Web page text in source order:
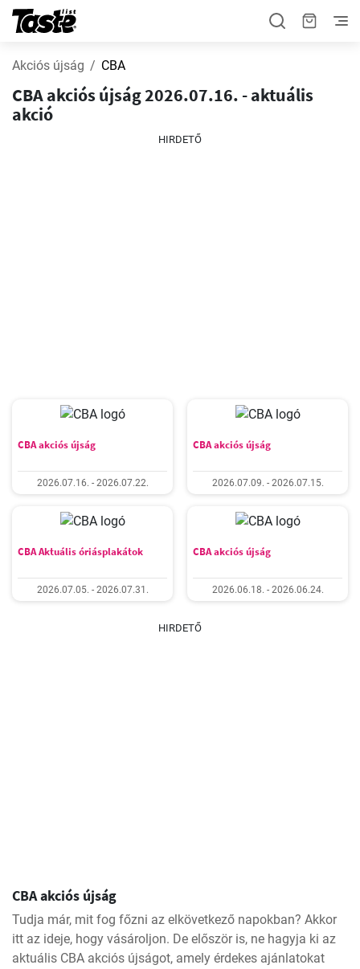
Akciós újság CBA
CBA akciós újság 2026.07.16. - aktuális
akció
HIRDETŐ
CBA akciós újság
2026.07.16. - 2026.07.22.
CBA akciós újság
2026.07.09. - 2026.07.15.
CBA Aktuális óriásplakátok
2026.07.05. - 2026.07.31.
CBA akciós újság
2026.06.18. - 2026.06.24.
HIRDETŐ
CBA akciós újság
Tudja már, mit fog főzni az elkövetkező napokban? Akkor
itt az ideje, hogy vásároljon. De először is, ne hagyja ki az
aktuális CBA akciós újságot, amely érdekes ajánlatokat